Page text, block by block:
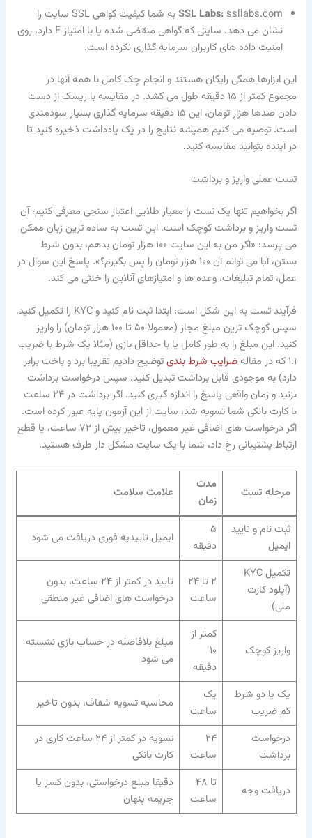
SSL Labs:
ssllabs.com به شما کیفیت گواهی SSL سایت را
نشان می دهد. سایتی که گواهی منقضی شده یا با امتیاز F دارد، روی
امنیت داده های کاربران سرمایه گذاری نکرده است.
این ابزارها همگی رایگان هستند و انجام چک کامل با همه آنها در
مجموع کمتر از ۱۵ دقیقه طول می کشد. در مقایسه با ریسک از دست
دادن صدها هزار تومان، این ۱۵ دقیقه سرمایه گذاری بسیار سودمندی
است. توصیه می کنیم همیشه نتایج را در یک یادداشت ذخیره کنید تا
در آینده بتوانید مقایسه کنید.
تست عملی واریز و برداشت
اگر بخواهیم تنها یک تست را معیار طلایی اعتبار سنجی معرفی کنیم، آن
تست واریز و برداشت کوچک است. این تست به ساده ترین زبان ممکن
می پرسد: «اگر من به این سایت ۱۰۰ هزار تومان بدهم، بدون شرط
بستن، آیا می توانم آن ۱۰۰ هزار تومان را پس بگیرم؟». پاسخ این سوال در
عمل، تمام تبلیغات، وعده ها و امتیازهای آنلاین را خنثی می کند.
فرآیند تست به این شکل است: ابتدا ثبت نام کنید و KYC را تکمیل کنید.
سپس کوچک ترین مبلغ مجاز (معمولا ۵۰ تا ۱۰۰ هزار تومان) را واریز
کنید. این مبلغ را به طور کامل یا با حداقل بازی (مثلا یک شرط با ضریب
۱.۱ که در مقاله
ضرایب شرط بندیتوضیح دادیم تقریبا برد و باخت برابر
دارد) به موجودی قابل برداشت تبدیل کنید. سپس درخواست برداشت
بزنید و زمان واقعی پاسخ را اندازه گیری کنید. اگر برداشت در ۲۴ ساعت
با کارت بانکی شما تسویه شد، سایت از این آزمون پایه عبور کرده است.
اگر درخواست های اضافی غیر معمول، تاخیر بیش از ۷۲ ساعت، یا قطع
ارتباط پشتیبانی رخ داد، شما با یک سایت مشکل دار طرف هستید.
مرحله تست
مدت
زمان
علامت سلامت
ثبت نام و تایید
ایمیل
۵
دقیقه
ایمیل تاییدیه فوری دریافت می شود
تکمیل KYC
(آپلود کارت
ملی)
۲ تا ۲۴
ساعت
تایید در کمتر از ۲۴ ساعت، بدون
درخواست های اضافی غیر منطقی
واریز کوچک
کمتر از
۱۰
دقیقه
مبلغ بلافاصله در حساب بازی نشسته
می شود
یک یا دو شرط
کم ضریب
یک
ساعت
محاسبه تسویه شفاف، بدون تاخیر
درخواست
برداشت
۲۴
ساعت
تسویه در کمتر از ۲۴ ساعت کاری در
کارت بانکی
دریافت وجه
تا ۴۸
ساعت
دقیقا مبلغ درخواستی، بدون کسر یا
جریمه پنهان